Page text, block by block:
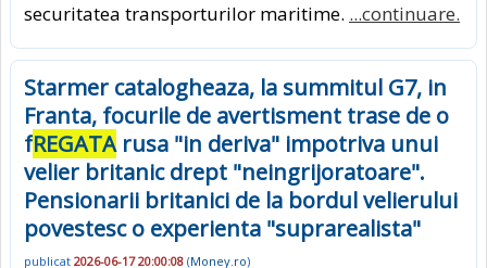
securitatea transporturilor maritime. ...continuare.
Starmer catalogheaza, la summitul G7, in
Franta, focurile de avertisment trase de o
fREGATArusa "in deriva" impotriva unui
velier britanic drept "neingrijoratoare".
Pensionarii britanici de la bordul velierului
povestesc o experienta "suprarealista"
publicat 2026-06-17 20:00:08 (Money.ro)